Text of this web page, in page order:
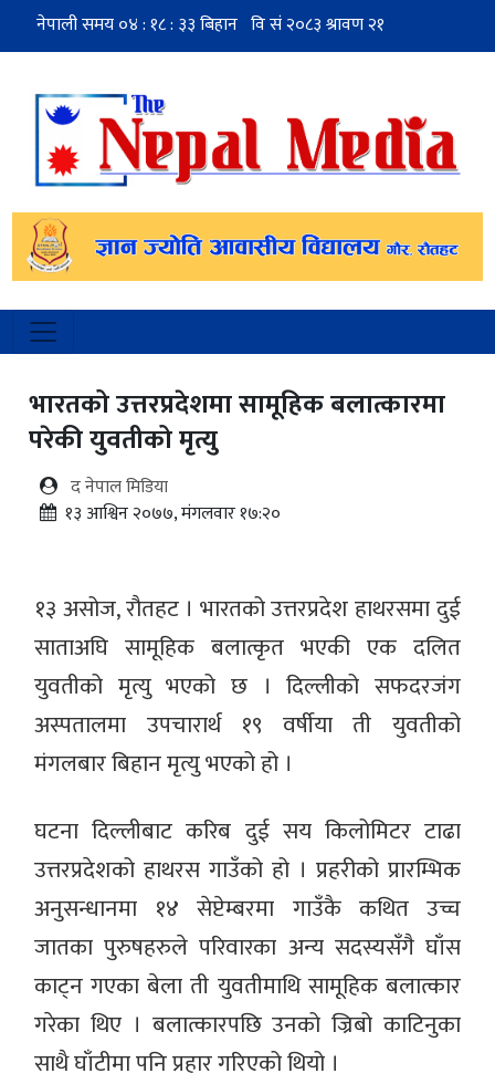
भारतको उत्तरप्रदेशमा सामूहिक बलात्कारमा
परेकी युवतीको मृत्यु
द नेपाल मिडिया
१३ आश्विन २०७७, मंगलवार १७:२०
१३ असोज, रौतहट । भारतको उत्तरप्रदेश हाथरसमा दुई
साताअघि सामूहिक बलात्कृत भएकी एक दलित
युवतीको मृत्यु भएको छ । दिल्लीको सफदरजंग
अस्पतालमा उपचारार्थ १९ वर्षीया ती युवतीको
मंगलबार बिहान मृत्यु भएको हो ।
घटना दिल्लीबाट करिब दुई सय किलोमिटर टाढा
उत्तरप्रदेशको हाथरस गाउँको हो । प्रहरीको प्रारम्भिक
अनुसन्धानमा १४ सेप्टेम्बरमा गाउँकै कथित उच्च
जातका पुरुषहरुले परिवारका अन्य सदस्यसँगै घाँस
काट्न गएका बेला ती युवतीमाथि सामूहिक बलात्कार
गरेका थिए । बलात्कारपछि उनको ज्रिबो काटिनुका
साथै घाँटीमा पनि प्रहार गरिएको थियो ।